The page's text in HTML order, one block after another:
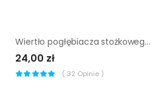
Wiertło pogłębiacza stożkowego HSS 10 mm 2583000 WOLFCRAFT
24,00 zł
( 32 Opinie )